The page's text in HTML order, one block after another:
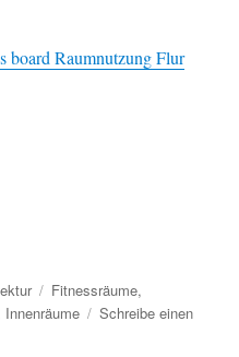
board Raumnutzung Flur
Schlagwörter
Fitnessräume,
Innenräume
Schreibe einen